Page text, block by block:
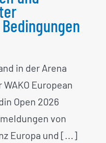
in der Arena
European
Open 2026
von
Europa und [...]